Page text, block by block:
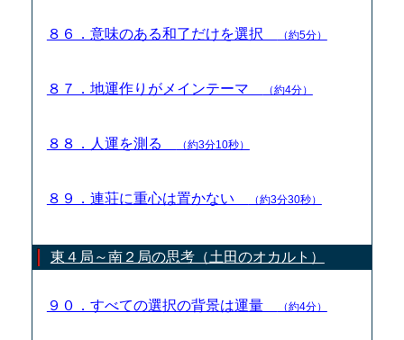
８６．意味のある和了だけを選択 （約5分）
８７．地運作りがメインテーマ （約4分）
８８．人運を測る （約3分10秒）
８９．連荘に重心は置かない （約3分30秒）
東４局～南２局の思考（土田のオカルト）
９０．すべての選択の背景は運量 （約4分）